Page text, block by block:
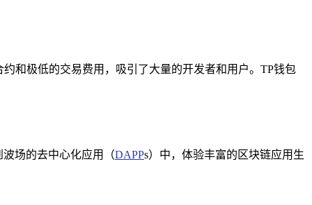
和极低的交易费用，吸引了大量的开发者和用户。TP钱包
场的去中心化应用（DAPPs）中，体验丰富的区块链应用生